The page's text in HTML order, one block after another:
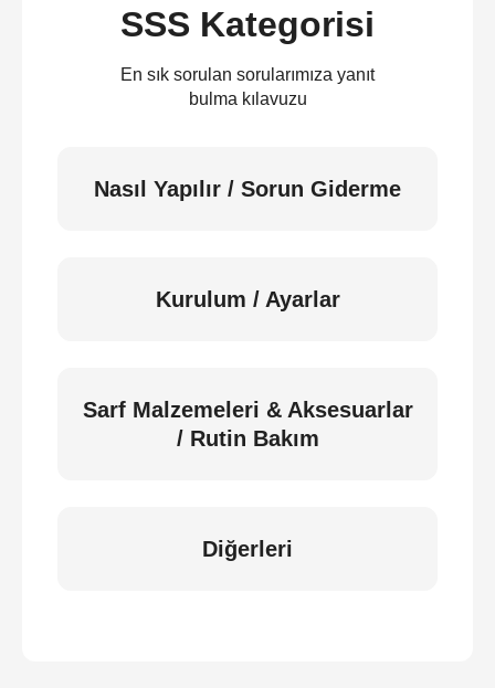
SSS Kategorisi
En sık sorulan sorularımıza yanıt
bulma kılavuzu
Nasıl Yapılır / Sorun Giderme
Kurulum / Ayarlar
Sarf Malzemeleri & Aksesuarlar
/ Rutin Bakım
Diğerleri